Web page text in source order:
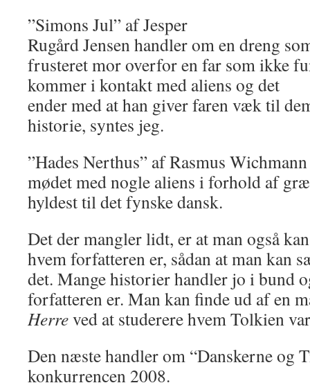
”Simons Jul” af Jesper
Rugård Jensen handler om en dreng
frusteret mor overfor en far som ikke
kommer i kontakt med aliens og det
ender med at han giver faren væk til
historie, syntes jeg.
”Hades Nerthus” af Rasmus
mødet med nogle aliens i forhold af
hyldest til det fynske dansk.
Det der mangler lidt, er at man også
hvem forfatteren er, sådan at man kan
det. Mange historier handler jo i bund
forfatteren er. Man kan finde ud af en
Herreved at studerere hvem Tolkien
Den næste handler om “Danskerne og
konkurrencen 2008.